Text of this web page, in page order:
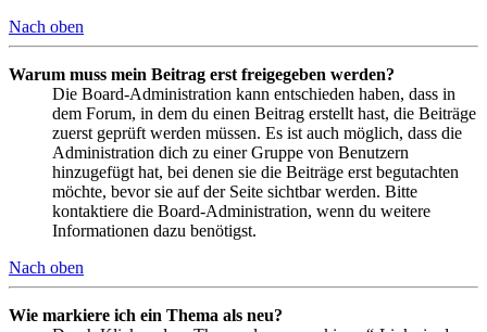
Nach oben
Warum muss mein Beitrag erst freigegeben werden?
Die Board-Administration kann entschieden haben, dass in
dem Forum, in dem du einen Beitrag erstellt hast, die Beiträge
zuerst geprüft werden müssen. Es ist auch möglich, dass die
Administration dich zu einer Gruppe von Benutzern
hinzugefügt hat, bei denen sie die Beiträge erst begutachten
möchte, bevor sie auf der Seite sichtbar werden. Bitte
kontaktiere die Board-Administration, wenn du weitere
Informationen dazu benötigst.
Nach oben
Wie markiere ich ein Thema als neu?